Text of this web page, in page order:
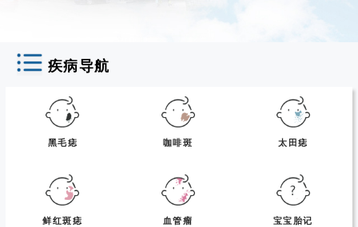
疾病导航
黑毛痣 咖啡斑 太田痣
鲜红斑痣 血管瘤 宝宝胎记